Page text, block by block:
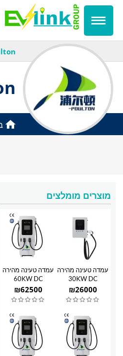
מוצרים מומלצים
עמדה טעינה מהירה
30KW DC
₪26000
עמדה טעינה מהירה
60KW DC
₪62500